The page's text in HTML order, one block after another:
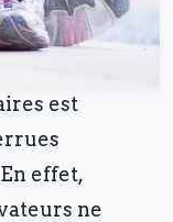
est
effet,
ne